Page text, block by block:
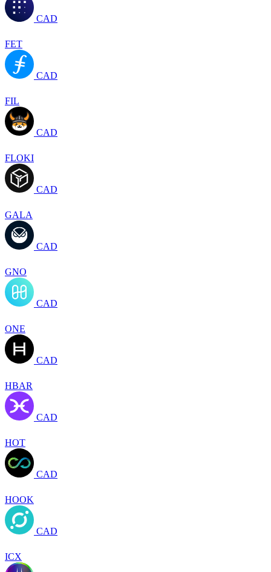
CAD
FET
CAD
FIL
CAD
FLOKI
CAD
GALA
CAD
GNO
CAD
ONE
CAD
HBAR
CAD
HOT
CAD
HOOK
CAD
ICX